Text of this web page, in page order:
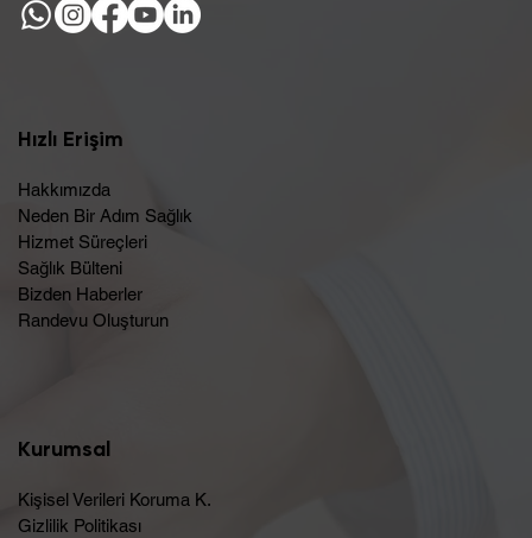
Hızlı Erişim
Hakkımızda
Neden Bir Adım Sağlık
Hizmet Süreçleri
Sağlık Bülteni
Bizden Haberler
Randevu Oluşturun​
Kurumsal
Kişisel Verileri Koruma K.
Gizlilik Politikası